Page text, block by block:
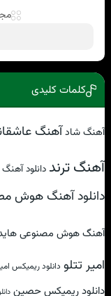
کلمات کلیدی
آهنگ شادآهنگ
آهنگ ترند دانلود
دانلود آهنگ هوش
آهنگ هوش مصنوعی
امیر تتلو دانلود ریمیکس
دانلود ریمیکس حصین